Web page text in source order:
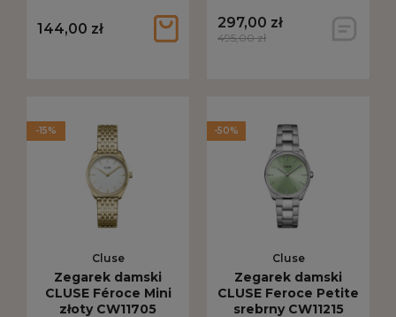
144,00 zł 297,00 zł
495,00 zł
Cluse
Zegarek damski
CLUSE Féroce Mini
złoty CW11705
-15%
Cluse
Zegarek damski
CLUSE Feroce Petite
srebrny CW11215
-50%